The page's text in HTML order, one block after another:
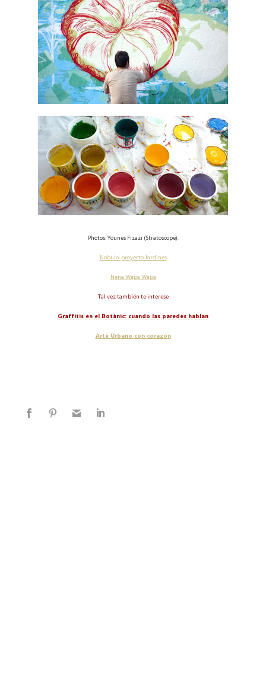
Photos: Younes Fizazi (Stratoscope).
Nobulo: proyecto Jardines
Nena Wapa Wapa
Tal vez también te interese
Graffitis en el Botànic: cuando las paredes hablan
Arte Urbano con corazón